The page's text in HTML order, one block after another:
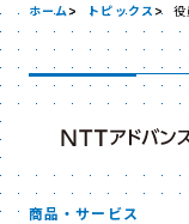
ホーム トピックス
商品・サービス